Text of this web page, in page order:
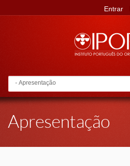
Go to:
Entrar
Apresentação